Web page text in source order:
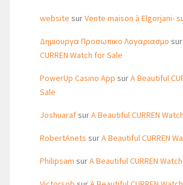
website surVente maison à Elgorjani-
Δημιουργα Προσωπικο Λογαριασμο sur
CURREN Watch for Sale
PowerUp Casino App surA Beautiful
Sale
JoshuarafsurA Beautiful CURREN
RobertAnets surA Beautiful CURREN
Philipsam surA Beautiful CURREN